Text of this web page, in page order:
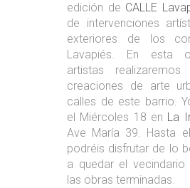
edición de CALLE
de intervenciones
exteriores de los
Lavapiés. En esta
artistas
creaciones de arte
calles de este barrio.
el Miércoles 18 en La
Ave María 39. Hasta
podréis disfrutar de lo
a quedar el
las obras terminadas.